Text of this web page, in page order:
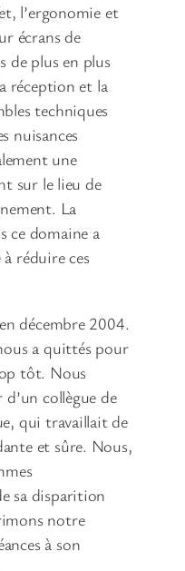
l’ergonomie et
écrans de
de plus en plus
réception et la
techniques
nuisances
une
sur le lieu de
La
ce domaine a
réduire ces
décembre 2004.
a quittés pour
tôt. Nous
collègue de
qui travaillait de
et sûre. Nous,
sa disparition
notre
à son